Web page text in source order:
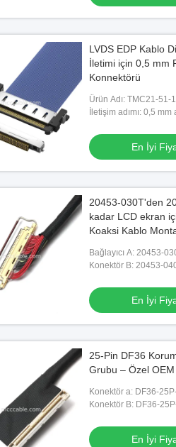
Koaksiyel Kablo
0.4SD özelleştirilmiş
Fiyatı Alın
50AWG
30 Pin 20454-
LVDS EDP Kablo
İletimi için 0,5 mm
Konnektörü
Ürün Adı: TMC21-51-1
İletişim adımı: 0,5 mm
En İyi
20453-030T'den
kadar LCD ekran
Koaksi Kablo
Bağlayıcı A: 20453-
Konektör B: 20453-
En İyi
25-Pin DF36
Grubu – Özel
Konektör a: DF36-
Konektör B: DF36-
En İyi